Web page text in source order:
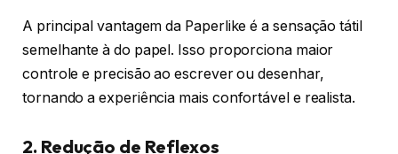
A principal vantagem da Paperlike é a sensação tátil
semelhante à do papel. Isso proporciona maior
controle e precisão ao escrever ou desenhar,
tornando a experiência mais confortável e realista.
2. Redução de Reflexos